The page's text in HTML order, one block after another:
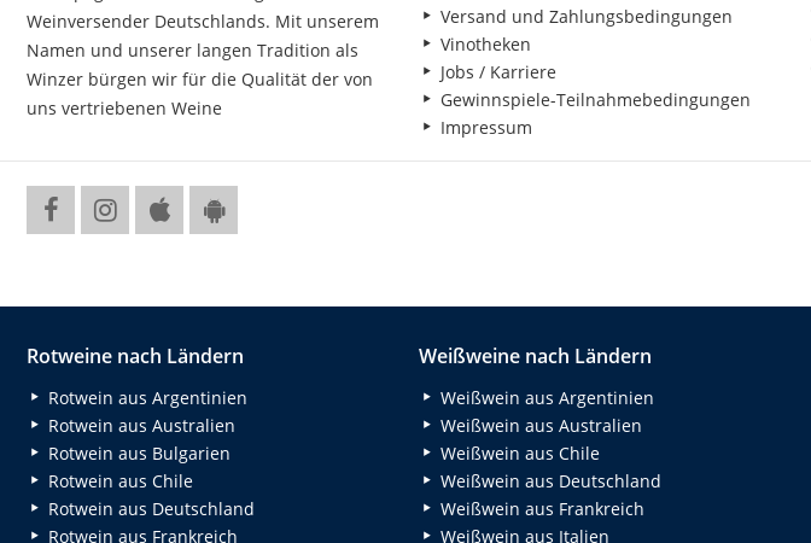
Weinversender Deutschlands. Mit unserem
Namen und unserer langen Tradition als
Winzer bürgen wir für die Qualität der von
uns vertriebenen Weine
Versand und Zahlungsbedingungen
Vinotheken
Jobs / Karriere
Gewinnspiele-Teilnahmebedingungen
Impressum
Rotweine nach Ländern
Rotwein aus Argentinien
Rotwein aus Australien
Rotwein aus Bulgarien
Rotwein aus Chile
Rotwein aus Deutschland
Rotwein aus Frankreich
Weißweine nach Ländern
Weißwein aus Argentinien
Weißwein aus Australien
Weißwein aus Chile
Weißwein aus Deutschland
Weißwein aus Frankreich
Weißwein aus Italien